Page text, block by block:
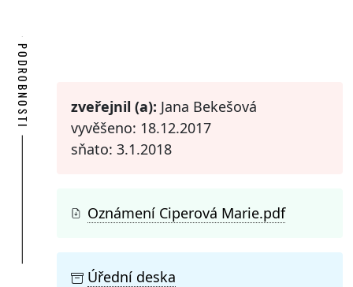
PODROBNOSTI zveřejnil (a): Jana Bekešová
vyvěšeno: 18.12.2017
sňato: 3.1.2018
Oznámení Ciperová Marie.pdf
Úřední deska